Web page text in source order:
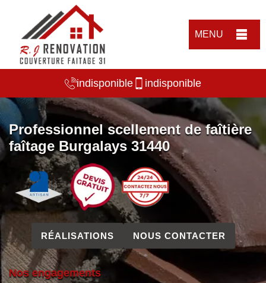
MENU
indisponible indisponible
Professionnel scellement de faîtière
faîtage Burgalays 31440
RÉALISATIONS NOUS CONTACTER
Nos engagements